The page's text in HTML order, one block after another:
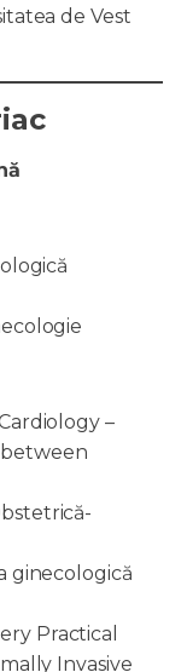
de Vest
–
ginecologică
Practical
Invasive